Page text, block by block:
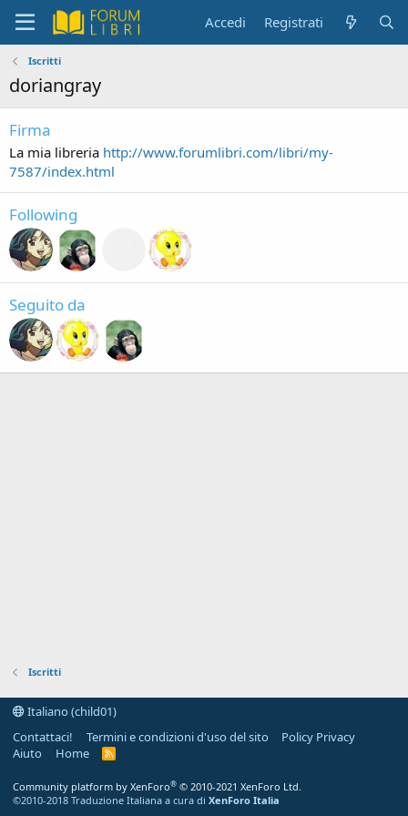
Accedi Registrati
Iscritti
doriangray
Firma
La mia libreria http://www.forumlibri.com/libri/my-
7587/index.html
Following
Seguito da
Iscritti
Italiano (child01)
Contattaci!
Termini e condizioni d'uso del sito
Policy Privacy
Aiuto
Home
R
Community platform by XenForo® © 2010-2021 XenForo Ltd.
©2010-2018 Traduzione Italiana a cura di XenForo Italia